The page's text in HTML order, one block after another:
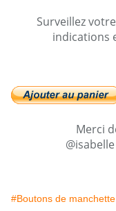
Surveillez
indications
Merci
#Boutons de